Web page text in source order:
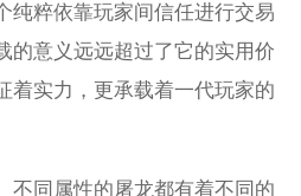
纯粹依靠玩家间信任进行交易
的意义远远超过了它的实用价
着实力，更承载着一代玩家的
不同属性的屠龙都有着不同的